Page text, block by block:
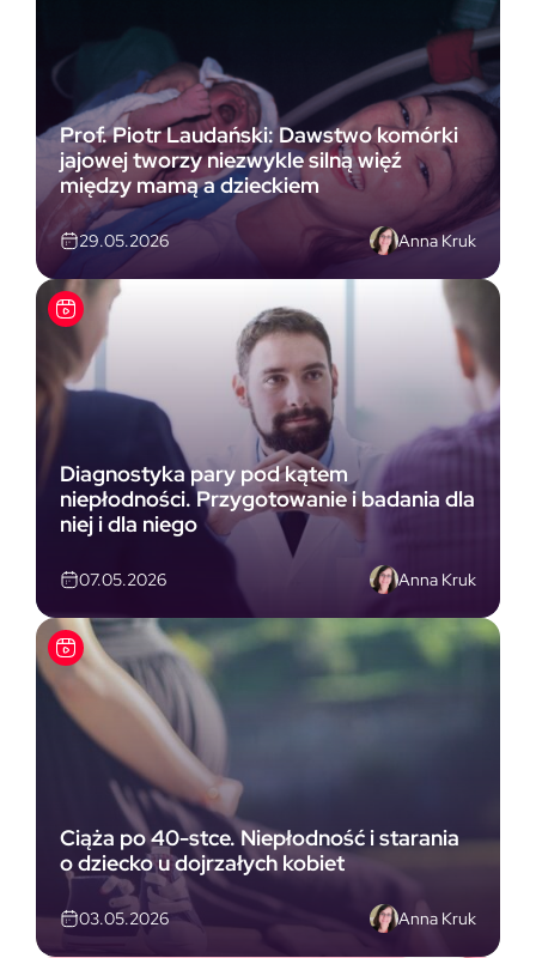
Prof. Piotr Laudański: Dawstwo komórki
jajowej tworzy niezwykle silną więź
między mamą a dzieckiem
29.05.2026 Anna Kruk
Diagnostyka pary pod kątem
niepłodności. Przygotowanie i badania dla
niej i dla niego
07.05.2026 Anna Kruk
Ciąża po 40-stce. Niepłodność i starania
o dziecko u dojrzałych kobiet
03.05.2026 Anna Kruk